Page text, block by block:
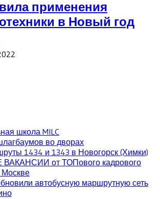
применения
в Новый год
школа MILC
во дворах
1434 и 1343 в Новогорск (Химки)
от ТОПового кадрового
Москве
автобусную маршрутную сеть